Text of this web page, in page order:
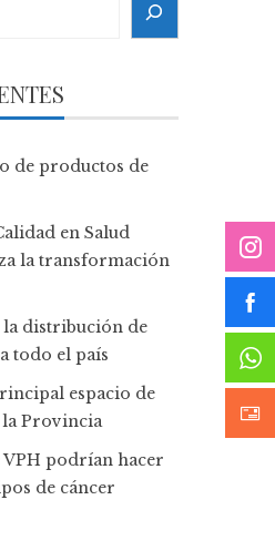
de productos de
en Salud
la transformación
distribución de
todo el país
espacio de
Provincia
VPH podrían hacer
de cáncer